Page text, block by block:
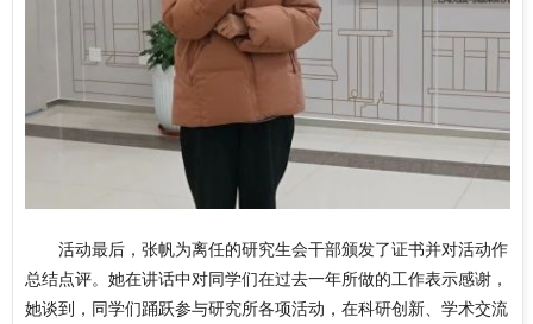
活动最后，张帆为离任的研究生会干部颁发了证书并对活动作
总结点评。她在讲话中对同学们在过去一年所做的工作表示感谢，
她谈到，同学们踊跃参与研究所各项活动，在科研创新、学术交流